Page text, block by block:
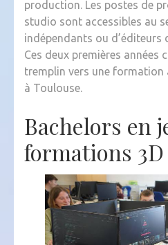
production. Les postes de
studio sont accessibles au
indépendants ou d’éditeurs
Ces deux premières années
tremplin vers une formation
à Toulouse.
Bachelors en
formations 3D